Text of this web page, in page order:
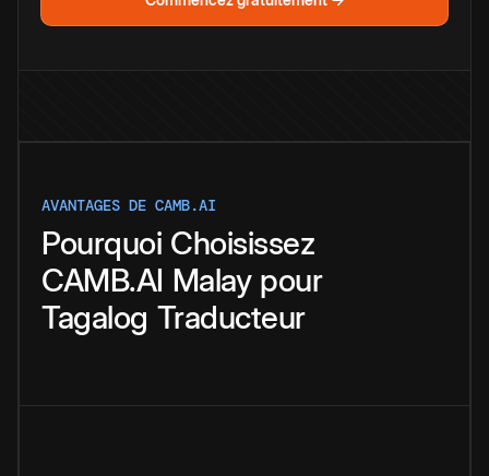
AVANTAGES DE CAMB.AI
Pourquoi Choisissez
CAMB.AI Malay pour
Tagalog Traducteur